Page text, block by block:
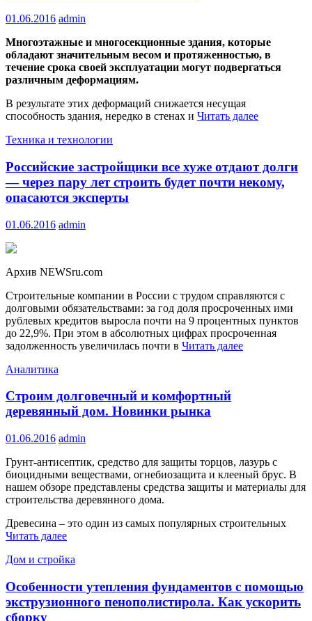
01.06.2016 admin
Многоэтажные и многосекционные здания, которые
обладают значительным весом и протяженностью, в
течение срока своей эксплуатации могут подвергаться
различным деформациям.
В результате этих деформаций снижается несущая
способность здания, нередко в стенах и Читать далее
Техника и технологии
Российские застройщики все хуже отдают долги
— через пару лет строить будет почти некому,
опасаются эксперты
01.06.2016 admin
Архив NEWSru.com
Строительные компании в России с трудом справляются с
долговыми обязательствами: за год доля просроченных ими
рублевых кредитов выросла почти на 9 процентных пунктов
до 22,9%. При этом в абсолютных цифрах просроченная
задолженность увеличилась почти в Читать далее
Аналитика
Строим долговечный и комфортный
деревянный дом. Новинки рынка
01.06.2016 admin
Грунт-антисептик, средство для защиты торцов, лазурь с
биоцидными веществами, огнебиозащита и клееный брус. В
нашем обзоре представлены средства защиты и материалы для
строительства деревянного дома.
Древесина – это один из самых популярных строительных
Читать далее
Дом и стройка
Особенности утепления фундаментов с помощью
экструзионного пенополистирола. Как ускорить
сборку